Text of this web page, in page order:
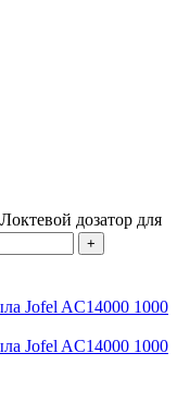
дозатор для